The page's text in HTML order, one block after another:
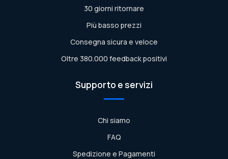
30 giorni ritornare
Più basso prezzi
Consegna sicura e veloce
Oltre 380.000 feedback positivi
Supporto e servizi
Chi siamo
FAQ
Spedizione e Pagamenti